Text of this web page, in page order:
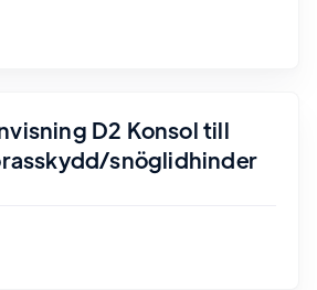
D2 Konsol till
snöglidhinder